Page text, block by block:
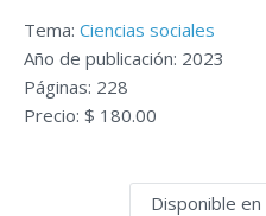
Tema: Ciencias sociales
Año de publicación: 2023
Páginas: 228
Precio: $ 180.00
Disponible en